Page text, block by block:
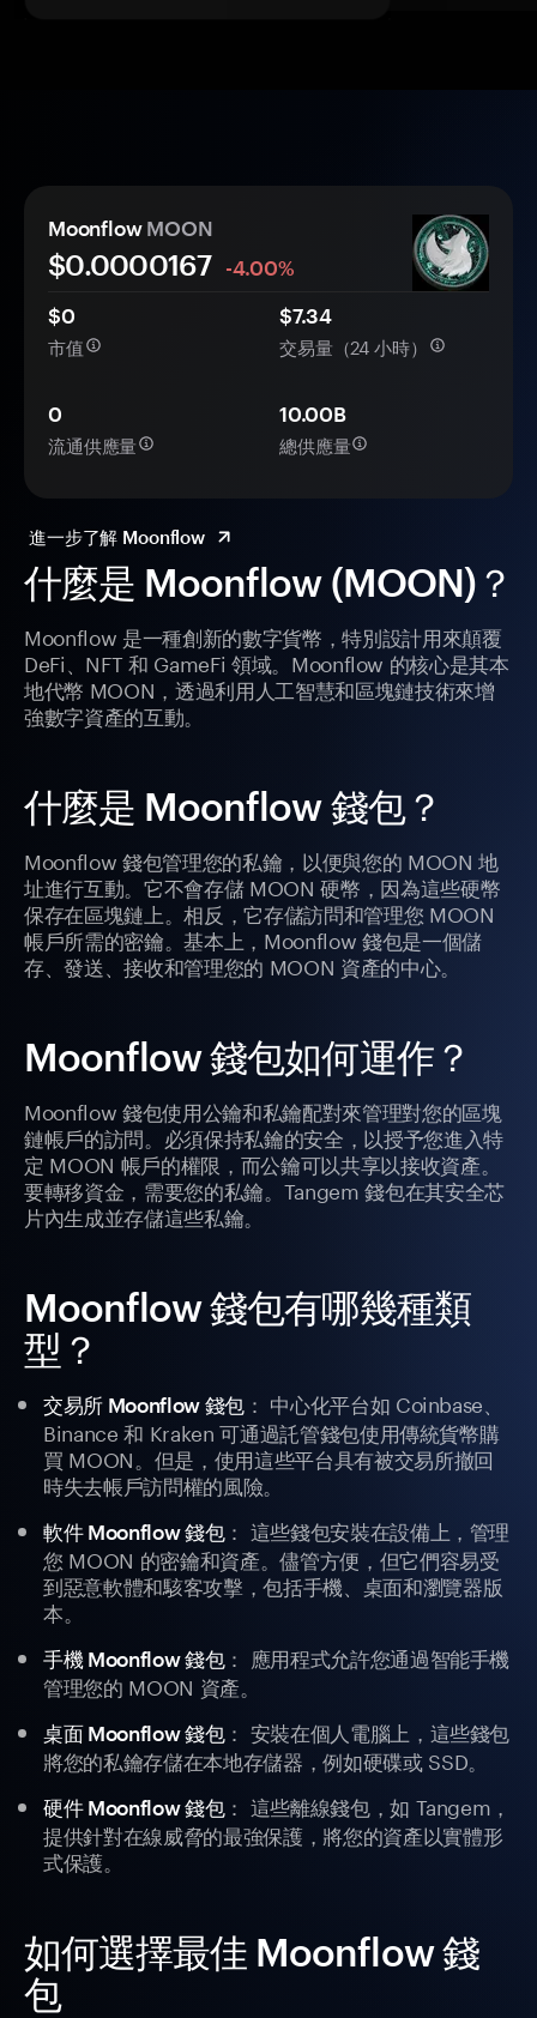
什麼是 Moonflow (MOON)？
Moonflow 是一種創新的數字貨幣，特別設計用來顛覆
DeFi、NFT 和 GameFi 領域。Moonflow 的核心是其本
地代幣 MOON，透過利用人工智慧和區塊鏈技術來增
強數字資產的互動。
什麼是 Moonflow 錢包？
Moonflow 錢包管理您的私鑰，以便與您的 MOON 地
址進行互動。它不會存儲 MOON 硬幣，因為這些硬幣
保存在區塊鏈上。相反，它存儲訪問和管理您 MOON
帳戶所需的密鑰。基本上，Moonflow 錢包是一個儲
存、發送、接收和管理您的 MOON 資產的中心。
Moonflow 錢包如何運作？
Moonflow 錢包使用公鑰和私鑰配對來管理對您的區塊
鏈帳戶的訪問。必須保持私鑰的安全，以授予您進入特
定 MOON 帳戶的權限，而公鑰可以共享以接收資產。
要轉移資金，需要您的私鑰。Tangem 錢包在其安全芯
片內生成並存儲這些私鑰。
Moonflow 錢包有哪幾種類
型？
交易所 Moonflow 錢包： 中心化平台如 Coinbase、
Binance 和 Kraken 可通過託管錢包使用傳統貨幣購
買 MOON。但是，使用這些平台具有被交易所撤回
時失去帳戶訪問權的風險。
軟件 Moonflow 錢包： 這些錢包安裝在設備上，管理
您 MOON 的密鑰和資產。儘管方便，但它們容易受
到惡意軟體和駭客攻擊，包括手機、桌面和瀏覽器版
本。
手機 Moonflow 錢包： 應用程式允許您通過智能手機
管理您的 MOON 資產。
桌面 Moonflow 錢包： 安裝在個人電腦上，這些錢包
將您的私鑰存儲在本地存儲器，例如硬碟或 SSD。
硬件 Moonflow 錢包： 這些離線錢包，如 Tangem，
提供針對在線威脅的最強保護，將您的資產以實體形
式保護。
如何選擇最佳 Moonflow 錢
包
Moonflow MOON
$0.0000167
-4.00%
$0
市值
$7.34
交易量（24 小時）
0
流通供應量
10.00B
總供應量
進一步了解 Moonflow